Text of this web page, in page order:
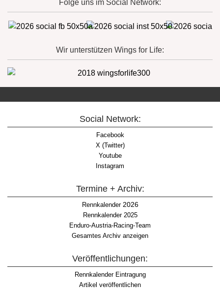
Folge uns im Social Network:
Wir unterstützen Wings for Life:
Social Network:
Facebook
X (Twitter)
Youtube
Instagram
Termine + Archiv:
Rennkalender2026
Rennkalender 2025
Enduro-Austria-Racing-Team
Gesamtes Archiv anzeigen
Veröffentlichungen:
Rennkalender Eintragung
Artikel veröffentlichen